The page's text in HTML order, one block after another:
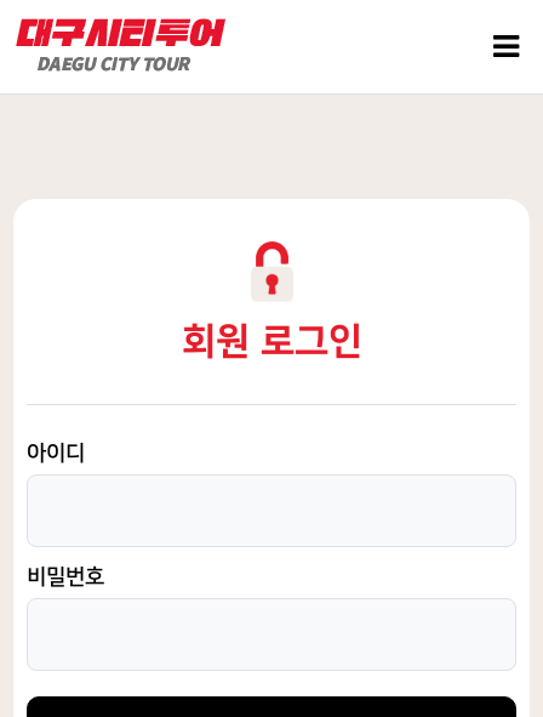
회원 로그인
아이디
비밀번호